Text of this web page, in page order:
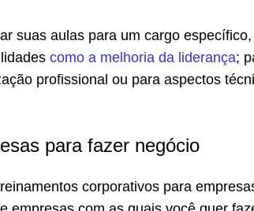
suas aulas para um cargo
como a melhoria da liderança;
profissional ou para aspectos
para fazer negócio
corporativos para